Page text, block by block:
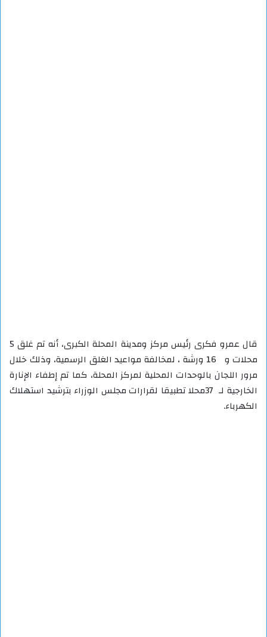
قال عمرو فكرى رئيس مركز ومدينة المحلة الكبرى، أنه تم غلق 5
محلات و 16 ورشة ، لمخالفة مواعيد الغلق الرسمية، وذلك خلال
مرور اللجان بالوحدات المحلية لمركز المحلة، كما تم إطفاء الإنارة
الخارجية لـ 37محلا تطبيقا لقرارات مجلس الوزراء بترشيد استهلاك
الكهرباء.